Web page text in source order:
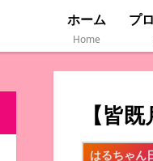
ホーム
Home
プ
【皆
はるちゃん